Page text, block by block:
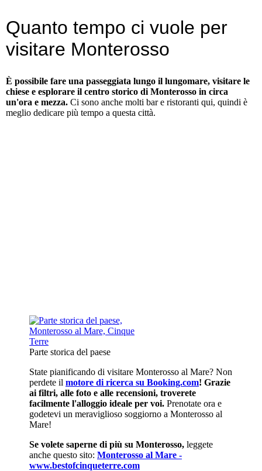
Quanto tempo ci vuole per
visitare Monterosso
È possibile fare una passeggiata lungo il lungomare, visitare le
chiese e esplorare il centro storico di Monterosso in circa
un'ora e mezza. Ci sono anche molti bar e ristoranti qui, quindi è
meglio dedicare più tempo a questa città.
Parte storica del paese
State pianificando di visitare Monterosso al Mare? Non
perdete il motore di ricerca su Booking.com! Grazie
ai filtri, alle foto e alle recensioni, troverete
facilmente l'alloggio ideale per voi. Prenotate ora e
godetevi un meraviglioso soggiorno a Monterosso al
Mare!
Se volete saperne di più su Monterosso, leggete
anche questo sito: Monterosso al Mare -
www.bestofcinqueterre.com